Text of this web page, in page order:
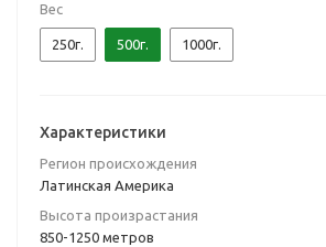
Вес
250г. 500г. 1000г.
Характеристики
Регион происхождения
Латинская Америка
Высота произрастания
850-1250 метров